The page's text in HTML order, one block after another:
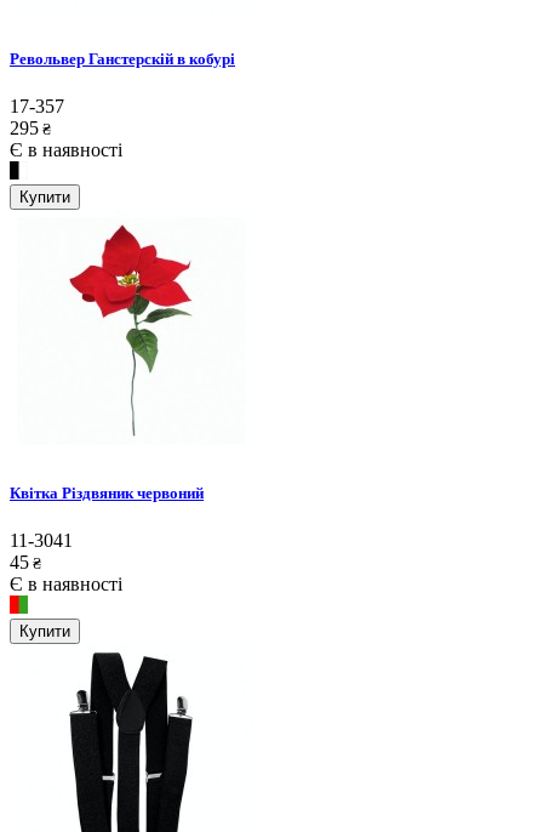
Револьвер Ганстерскій в кобурі
17-357
295 ₴
Є в наявності
Купити
Квітка Різдвяник червоний
11-3041
45 ₴
Є в наявності
Купити